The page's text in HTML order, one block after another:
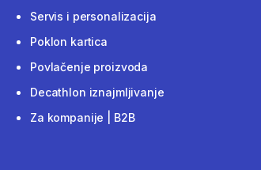
Servis i personalizacija
Poklon kartica
Povlačenje proizvoda
Decathlon iznajmljivanje
Za kompanije | B2B